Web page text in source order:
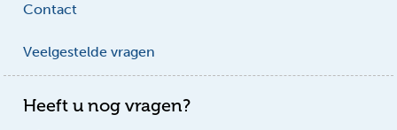
Contact
Veelgestelde vragen
Heeft u nog vragen?